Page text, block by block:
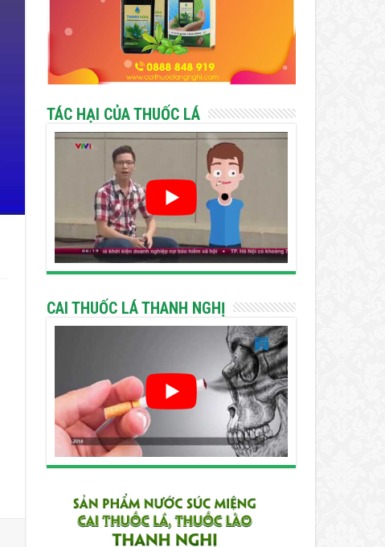
TÁC HẠI CỦA THUỐC LÁ
CAI THUỐC LÁ THANH NGHỊ